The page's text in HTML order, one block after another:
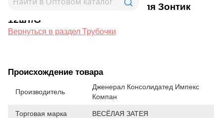
1502-0541Трубочка д/коктейля Зонтик
12шт/G
Вернуться в раздел Трубочки
Происхождение товара
Производитель
Дженерал Консолидатед Импекс
Компан
Торговая марка ВЕСЁЛАЯ ЗАТЕЯ